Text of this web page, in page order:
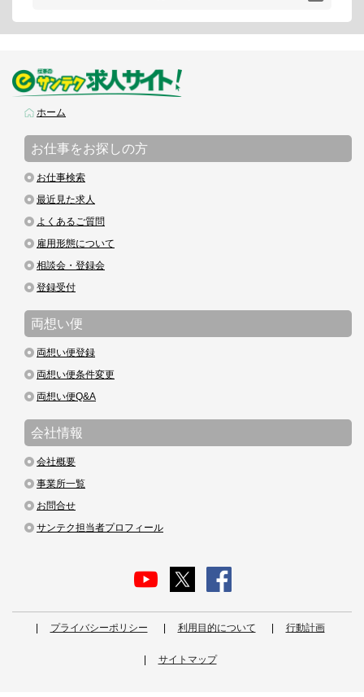
ホーム
お仕事をお探しの方
お仕事検索
最近見た求人
よくあるご質問
雇用形態について
相談会・登録会
登録受付
両想い便
両想い便登録
両想い便条件変更
両想い便Q&A
会社情報
会社概要
事業所一覧
お問合せ
サンテク担当者プロフィール
プライバシーポリシー 利用目的について 行動計画
サイトマップ